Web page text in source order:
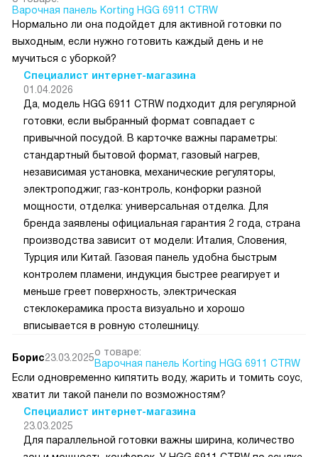
Варочная панель Korting HGG 6911 CTRW
Нормально ли она подойдет для активной готовки по
выходным, если нужно готовить каждый день и не
мучиться с уборкой?
Специалист интернет-магазина
01.04.2026
Да, модель HGG 6911 CTRW подходит для регулярной
готовки, если выбранный формат совпадает с
привычной посудой. В карточке важны параметры:
стандартный бытовой формат, газовый нагрев,
независимая установка, механические регуляторы,
электроподжиг, газ-контроль, конфорки разной
мощности, отделка: универсальная отделка. Для
бренда заявлены официальная гарантия 2 года, страна
производства зависит от модели: Италия, Словения,
Турция или Китай. Газовая панель удобна быстрым
контролем пламени, индукция быстрее реагирует и
меньше греет поверхность, электрическая
стеклокерамика проста визуально и хорошо
вписывается в ровную столешницу.
Борис23.03.2025о товаре:
Варочная панель Korting HGG 6911 CTRW
Если одновременно кипятить воду, жарить и томить соус,
хватит ли такой панели по возможностям?
Специалист интернет-магазина
23.03.2025
Для параллельной готовки важны ширина, количество